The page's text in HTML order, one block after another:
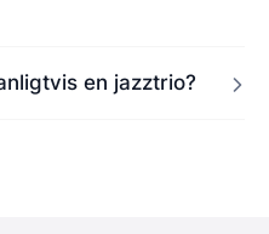
en jazztrio?